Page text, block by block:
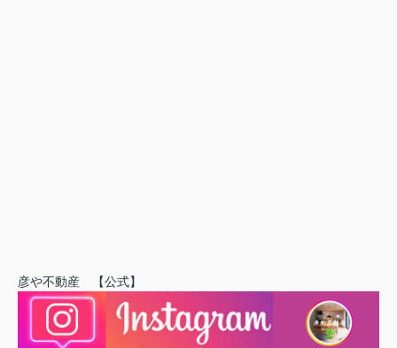
彦や不動産 【公式】